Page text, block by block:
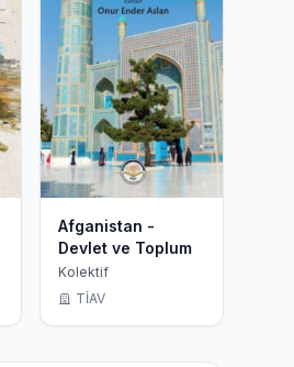
Afganistan -
Devlet ve Toplum
Kolektif
TİAV